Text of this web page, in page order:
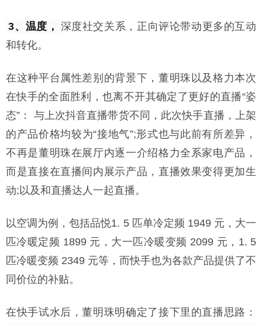
3、﻿温度， 深度社交关系，正向评论带动更多的互动
和转化。
在这种平台属性差别的背景下，董明珠以及格力本次
在快手的全面胜利，也离不开其确定了更好的直播“姿
态”： 与上次抖音直播带货不同，此次快手直播，上架
的产品价格均较为“接地气”;形式也与此前有所差异，
不再是董明珠在展厅内逐一介绍格力全系家电产品，
而是直接在直播间内展示产品，直播效果变得更加生
动;以及和直播达人一起直播。
以空调为例，包括品悦1. 5 匹单冷定频 1949 元，大一
匹冷暖定频 1899 元，大一匹冷暖变频 2099 元，1. 5
匹冷暖变频 2349 元等，而快手也为各款产品提供了不
同价位的补贴。
在快手试水后，董明珠明确定了接下里的直播思路：